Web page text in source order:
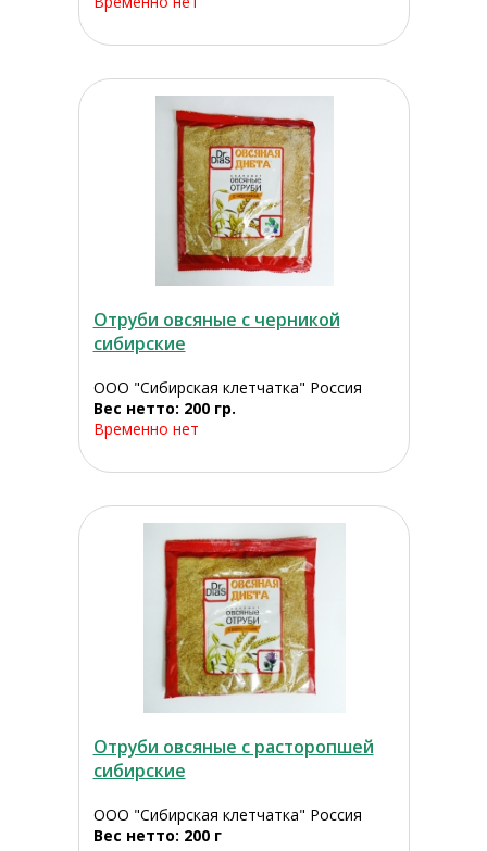
Отруби овсяные с черникой
сибирские
ООО "Сибирская клетчатка" Россия
Вес нетто: 200 гр.
Временно нет
Отруби овсяные с расторопшей
сибирские
ООО "Сибирская клетчатка" Россия
Вес нетто: 200 г